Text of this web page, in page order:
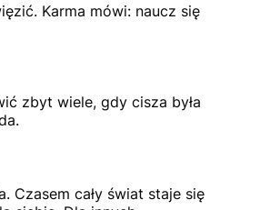
Karma mówi: naucz się
zbyt wiele, gdy cisza była
Czasem cały świat staje się